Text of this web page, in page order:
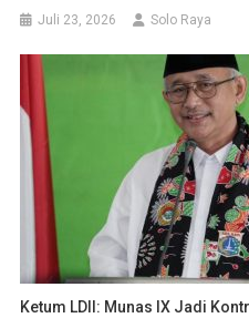
Juli 23, 2026 Solo Raya
Ketum LDII: Munas IX Jadi